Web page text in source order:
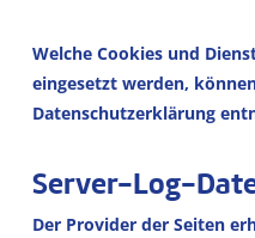
Welche Cookies und
eingesetzt werden,
Datenschutzerklärung
Server-Log-
Der Provider der Seiten